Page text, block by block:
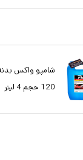
120 حجم 4 لیتر